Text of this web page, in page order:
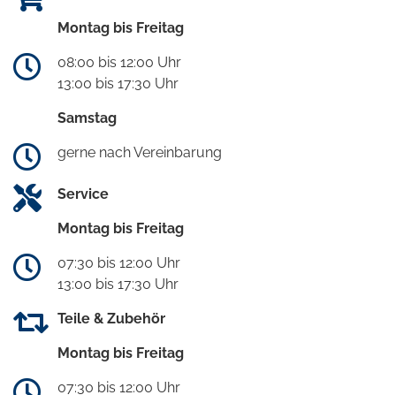
Montag bis Freitag
08:00 bis 12:00 Uhr
13:00 bis 17:30 Uhr
Samstag
gerne nach Vereinbarung
Service
Montag bis Freitag
07:30 bis 12:00 Uhr
13:00 bis 17:30 Uhr
Teile & Zubehör
Montag bis Freitag
07:30 bis 12:00 Uhr